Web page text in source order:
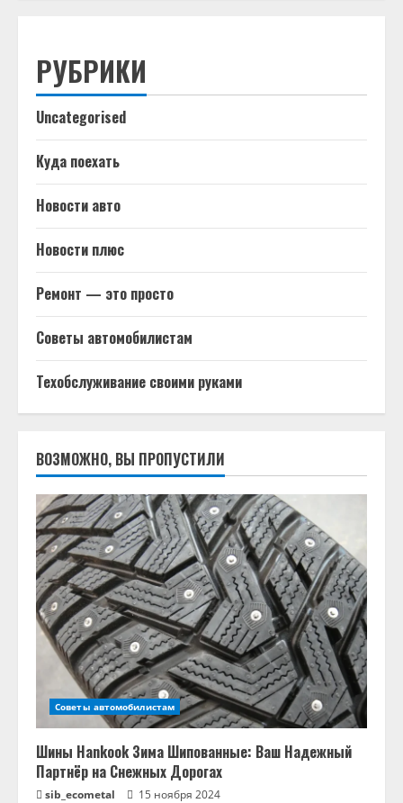
РУБРИКИ
Uncategorised
Куда поехать
Новости авто
Новости плюс
Ремонт — это просто
Советы автомобилистам
Техобслуживание своими руками
ВОЗМОЖНО, ВЫ ПРОПУСТИЛИ
Советы автомобилистам
Шины Hankook Зима Шипованные: Ваш Надежный
Партнёр на Снежных Дорогах
sib_ecometal 15 ноября 2024